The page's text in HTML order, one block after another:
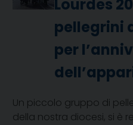
Lourdes
pellegrini
per
Un piccolo gruppo di
della nostra diocesi, si è